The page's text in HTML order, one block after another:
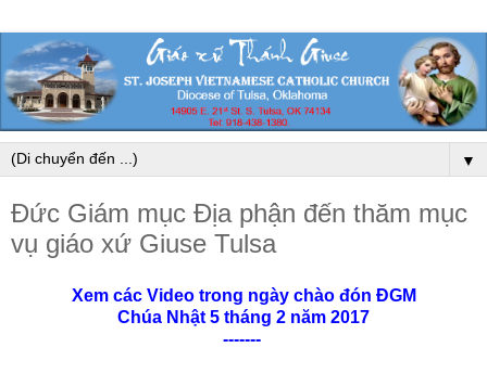
▼
Đức Giám mục Địa phận đến thăm mục
vụ giáo xứ Giuse Tulsa
Xem các Video trong ngày chào đón ĐGM
Chúa Nhật 5 tháng 2 năm 2017
-------